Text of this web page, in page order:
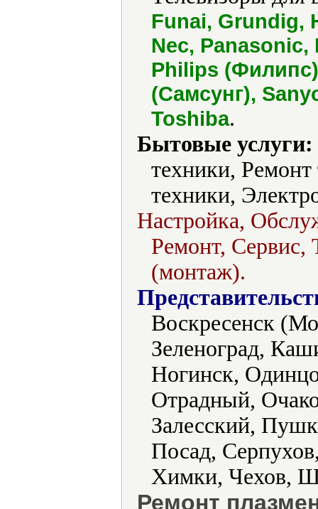
Funai, Grundig,
Nec,
Philips
(Самсунг),
Toshiba.
Бытовые услуги:
техники, Ремонт
техники,
Настройка,
Ремонт, Сервис,
(монтаж).
Воскресенск
Зеленоград,
Ногинск,
Отрадный,
Залесский,
Посад,
Химки, Чехов,
Ремонт